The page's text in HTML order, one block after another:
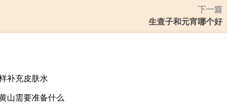
下一篇
生查子和元宵哪个好
补充皮肤水
山需要准备什么